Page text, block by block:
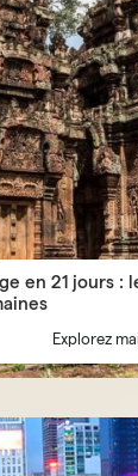
en 21 jours :
Explorez